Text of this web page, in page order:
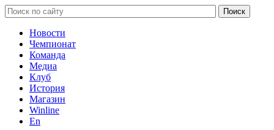
Новости
Чемпионат
Команда
Медиа
Клуб
История
Магазин
Winline
En